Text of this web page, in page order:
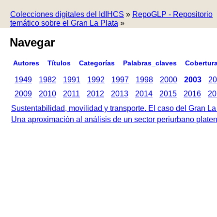
Colecciones digitales del IdIHCS » RepoGLP - Repositorio
temático sobre el Gran La Plata »
Navegar
Autores Títulos Categorías Palabras_claves
1949 1982 1991 1992 1997 1998 2000 2003
2009
2010 2011 2012 2013 2014 2015 2016
Sustentabilidad, movilidad y transporte. El caso del Gran
Una aproximación al análisis de un sector periurbano